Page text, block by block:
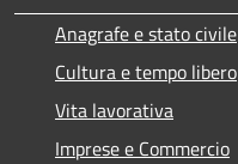
Anagrafe e stato civile
Cultura e tempo libero
Vita lavorativa
Imprese e Commercio